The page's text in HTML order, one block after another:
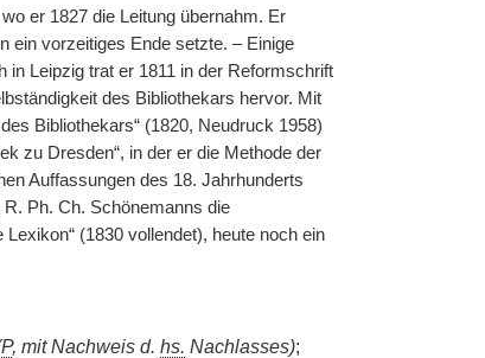
er 1827 die Leitung übernahm. Er
ein vorzeitiges Ende setzte. – Einige
Leipzig trat er 1811 in der Reformschrift
des Bibliothekars hervor. Mit
Bibliothekars“ (1820, Neudruck 1958)
zu Dresden“, in der er die Methode der
Auffassungen des 18. Jahrhunderts
Ph. Ch. Schönemanns die
(1830 vollendet), heute noch ein
P, mit Nachweis d. hs. Nachlasses);